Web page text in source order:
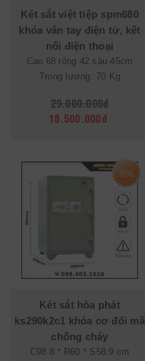
Két sắt việt tiệp spm680
khóa vân tay điện tử, kết
nối điện thoại
Cao 68 rộng 42 sâu 45cm
Trọng lượng: 70 Kg
29.000.000đ
18.500.000đ
9%
Két sắt hòa phát
ks290k2c1 khóa cơ đổi mã
chống cháy
C98.8 * R60 * S58.9 cm